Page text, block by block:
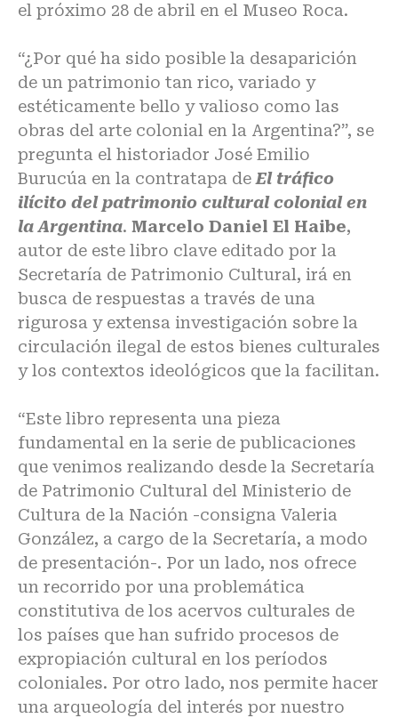
el próximo 28 de abril en el Museo Roca.
“¿Por qué ha sido posible la desaparición
de un patrimonio tan rico, variado y
estéticamente bello y valioso como las
obras del arte colonial en la Argentina?”, se
pregunta el historiador José Emilio
Burucúa en la contratapa deEl tráfico
ilícito del patrimonio cultural colonial en
la Argentina. Marcelo Daniel El Haibe,
autor de este libro clave editado por la
Secretaría de Patrimonio Cultural, irá en
busca de respuestas a través de una
rigurosa y extensa investigación sobre la
circulación ilegal de estos bienes culturales
y los contextos ideológicos que la facilitan.
“Este libro representa una pieza
fundamental en la serie de publicaciones
que venimos realizando desde la Secretaría
de Patrimonio Cultural del Ministerio de
Cultura de la Nación -consigna Valeria
González, a cargo de la Secretaría, a modo
de presentación-. Por un lado, nos ofrece
un recorrido por una problemática
constitutiva de los acervos culturales de
los países que han sufrido procesos de
expropiación cultural en los períodos
coloniales. Por otro lado, nos permite hacer
una arqueología del interés por nuestro